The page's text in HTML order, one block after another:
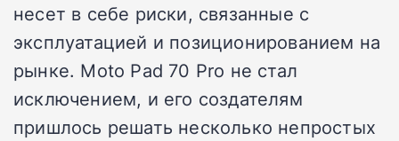
несет в себе риски, связанные с
эксплуатацией и позиционированием на
рынке. Moto Pad 70 Pro не стал
исключением, и его создателям
пришлось решать несколько непростых